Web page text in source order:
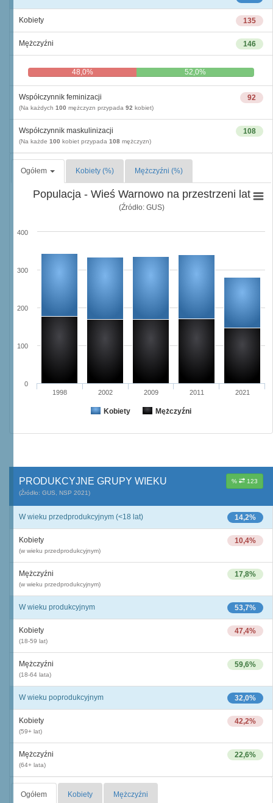
135
Kobiety
146
Mężczyźni
48,0% 52,0%
92
Współczynnik feminizacji
(Na każdych 100 mężczyzn przypada 92 kobiet)
108
Współczynnik maskulinizacji
(Na każde 100 kobiet przypada 108 mężczyzn)
Ogółem Kobiety (%) Mężczyźni (%)
Populacja - Wieś Warnowo na przestrzeni lat
(Źródło: GUS)
Kobiety Mężczyźni
1998 2002 2009 2011 2021
0
100
200
300
400
% 123
PRODUKCYJNE GRUPY WIEKU
(Źródło: GUS, NSP 2021)
14,2%
W wieku przedprodukcyjnym (<18 lat)
10,4%
Kobiety
(w wieku przedprodukcyjnym)
17,8%
Mężczyźni
(w wieku przedprodukcyjnym)
53,7%
W wieku produkcyjnym
47,4%
Kobiety
(18-59 lat)
59,6%
Mężczyźni
(18-64 lata)
32,0%
W wieku poprodukcyjnym
42,2%
Kobiety
(59+ lat)
22,6%
Mężczyźni
(64+ lata)
Ogółem Kobiety Mężczyźni